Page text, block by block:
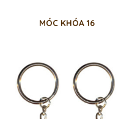
MÓC KHÓA 16